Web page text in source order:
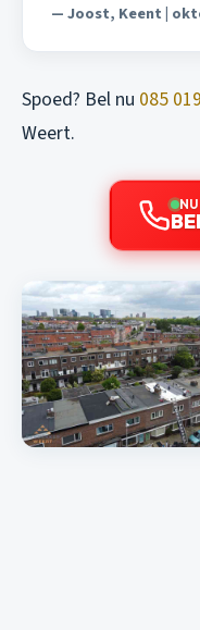
— Joost, Keent |
Spoed? Bel nu 085
Weert.